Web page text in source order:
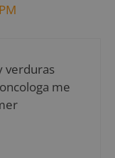
verduras
me